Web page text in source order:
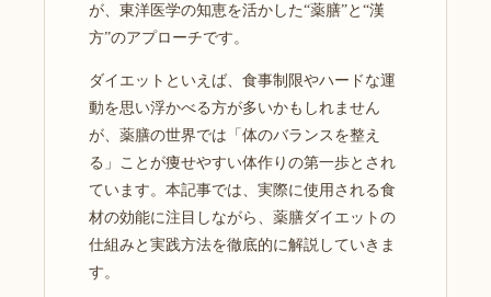
が、東洋医学の知恵を活かした“薬膳”と“漢
方”のアプローチです。
ダイエットといえば、食事制限やハードな運
動を思い浮かべる方が多いかもしれません
が、薬膳の世界では「体のバランスを整え
る」ことが痩せやすい体作りの第一歩とされ
ています。本記事では、実際に使用される食
材の効能に注目しながら、薬膳ダイエットの
仕組みと実践方法を徹底的に解説していきま
す。